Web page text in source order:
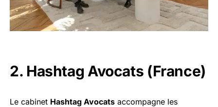
2. Hashtag Avocats (France)
Le cabinet Hashtag Avocats accompagne les